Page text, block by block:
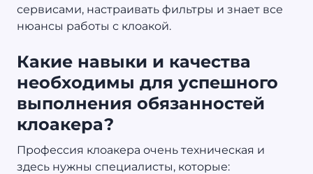
сервисами, настраивать фильтры и знает все
нюансы работы с клоакой.
Какие навыки и качества
необходимы для успешного
выполнения обязанностей
клоакера?
Профессия клоакера очень техническая и
здесь нужны специалисты, которые: